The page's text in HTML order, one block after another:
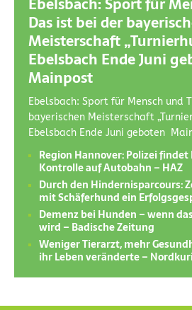
Ebelsbach: Sport für
Das ist bei der
Meisterschaft
Ebelsbach Ende Juni
Mainpost
Ebelsbach: Sport für Mensch und
bayerischen Meisterschaft
Ebelsbach Ende Juni geboten
Region Hannover: Polizei
Kontrolle auf Autobahn – HAZ
Durch den Hindernisparcours:
mit Schäferhund ein
Demenz bei Hunden – wenn
wird – Badische Zeitung
Weniger Tierarzt, mehr
ihr Leben veränderte –